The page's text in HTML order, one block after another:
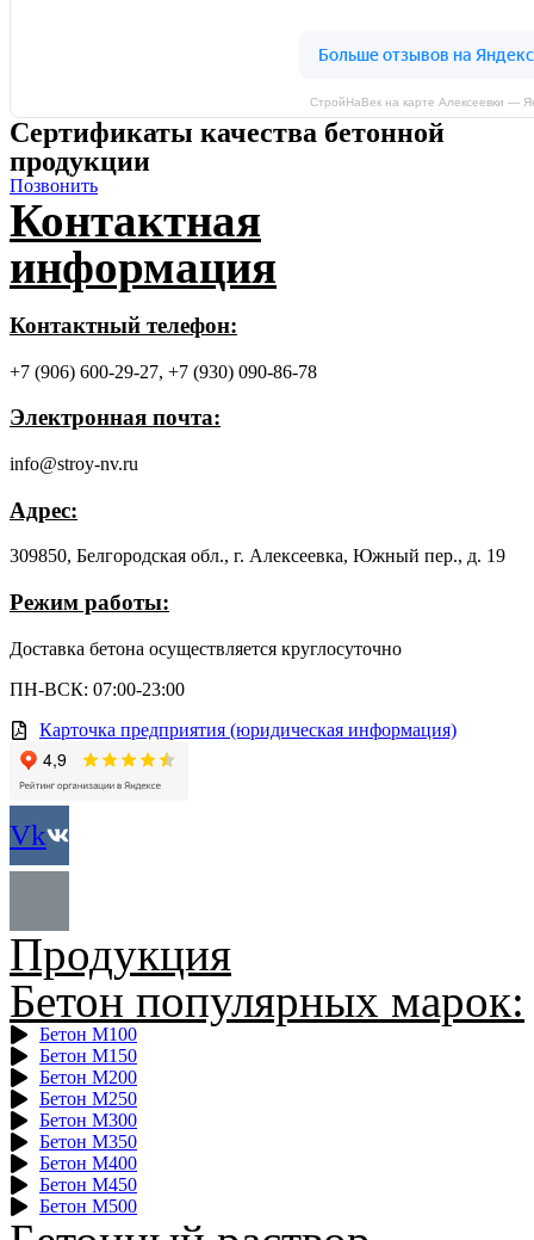
СтройНаВек на карте Алексеевки —
Сертификаты качества бетонной
продукции
Позвонить
Контактная
информация
Контактный телефон:
+7 (906) 600-29-27, +7 (930) 090-86-78
Электронная почта:
info@stroy-nv.ru
Адрес:
309850, Белгородская обл., г. Алексеевка, Южный пер., д. 19
Режим работы:
Доставка бетона осуществляется круглосуточно
ПН-ВСК: 07:00-23:00
Карточка предприятия (юридическая информация)
Vk
Продукция
Бетон популярных марок:
Бетон М100
Бетон М150
Бетон М200
Бетон М250
Бетон М300
Бетон М350
Бетон М400
Бетон М450
Бетон М500